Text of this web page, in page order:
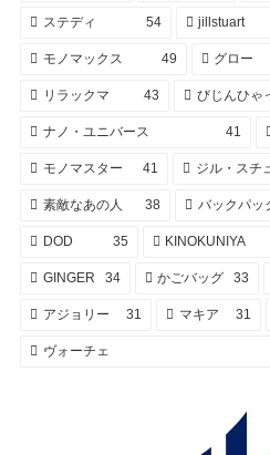
ステディ 54 jillstuart
モノマックス 49 グロー
リラックマ 43 びじんひゃ
ナノ・ユニバース 41
モノマスター 41 ジル・スチ
素敵なあの人 38 バックパッ
DOD 35 KINOKUNIYA
GINGER 34 かごバッグ 33
アジョリー 31 マキア 31
ヴォーチェ